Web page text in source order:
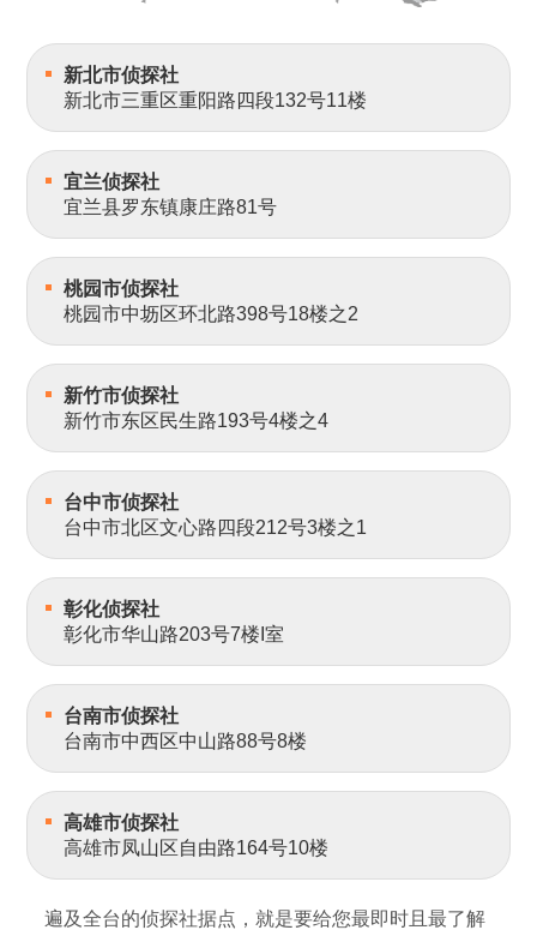
新北市侦探社
新北市三重区重阳路四段132号11楼
宜兰侦探社
宜兰县罗东镇康庄路81号
桃园市侦探社
桃园市中坜区环北路398号18楼之2
新竹市侦探社
新竹市东区民生路193号4楼之4
台中市侦探社
台中市北区文心路四段212号3楼之1
彰化侦探社
彰化市华山路203号7楼I室
台南市侦探社
台南市中西区中山路88号8楼
高雄市侦探社
高雄市凤山区自由路164号10楼
遍及全台的侦探社据点，就是要给您最即时且最了解